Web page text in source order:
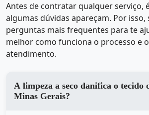
Antes de contratar qualquer serviço,
algumas dúvidas apareçam. Por isso,
perguntas mais frequentes para te
melhor como funciona o processo e
atendimento.
A limpeza a seco danifica o tecido
Minas Gerais?